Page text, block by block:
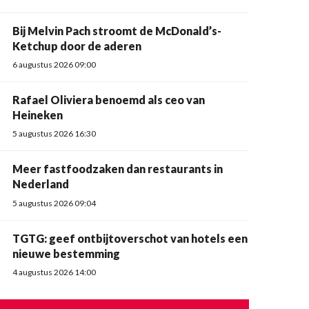
Bij Melvin Pach stroomt de McDonald’s-
Ketchup door de aderen
6 augustus 2026 09:00
Rafael Oliviera benoemd als ceo van
Heineken
5 augustus 2026 16:30
Meer fastfoodzaken dan restaurants in
Nederland
5 augustus 2026 09:04
TGTG: geef ontbijtoverschot van hotels een
nieuwe bestemming
4 augustus 2026 14:00